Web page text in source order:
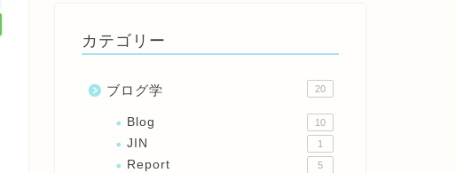
カテゴリー
ブログ学 20
Blog 10
JIN 1
Report 5